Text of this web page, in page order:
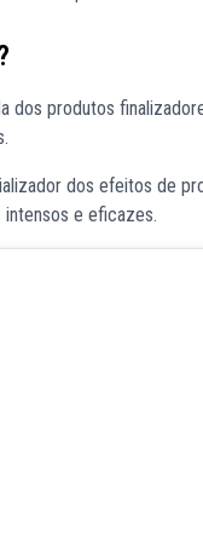
dos produtos
dos efeitos de
e eficazes.